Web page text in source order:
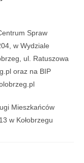
Spraw
w Wydziale
ul. Ratuszowa
oraz na BIP
Mieszkańców
w Kołobrzegu